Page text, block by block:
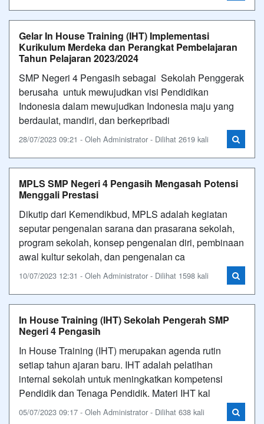
Gelar In House Training (IHT) Implementasi
Kurikulum Merdeka dan Perangkat Pembelajaran
Tahun Pelajaran 2023/2024
SMP Negeri 4 Pengasih sebagai Sekolah Penggerak
berusaha untuk mewujudkan visi Pendidikan
Indonesia dalam mewujudkan Indonesia maju yang
berdaulat, mandiri, dan berkepribadi
28/07/2023 09:21 - Oleh Administrator - Dilihat 2619 kali
MPLS SMP Negeri 4 Pengasih Mengasah Potensi
Menggali Prestasi
Dikutip dari Kemendikbud, MPLS adalah kegiatan
seputar pengenalan sarana dan prasarana sekolah,
program sekolah, konsep pengenalan diri, pembinaan
awal kultur sekolah, dan pengenalan ca
10/07/2023 12:31 - Oleh Administrator - Dilihat 1598 kali
In House Training (IHT) Sekolah Pengerah SMP
Negeri 4 Pengasih
In House Training (IHT) merupakan agenda rutin
setiap tahun ajaran baru. IHT adalah pelatihan
internal sekolah untuk meningkatkan kompetensi
Pendidik dan Tenaga Pendidik. Materi IHT kal
05/07/2023 09:17 - Oleh Administrator - Dilihat 638 kali